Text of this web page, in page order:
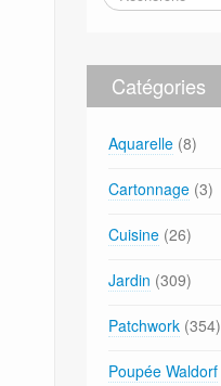
Catégories
Aquarelle (8)
Cartonnage (3)
Cuisine (26)
Jardin (309)
Patchwork (354)
Poupée Waldorf